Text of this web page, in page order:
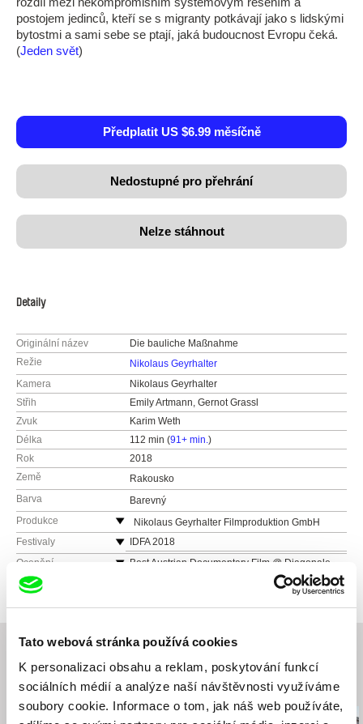
Tato webová stránka používá cookies
K personalizaci obsahu a reklam, poskytování funkcí
sociálních médií a analýze naší návštěvnosti využíváme
soubory cookie. Informace o tom, jak náš web používáte,
postojem jedinců, kteří se s migranty potkávají jako s lidskými
bytostmi a sami sebe se ptají, jaká budoucnost Evropu čeká.
(Jeden svět)
Předplatit US $6.99 měsíčně
Nedostupné pro přehrání
Nelze stáhnout
Detaily
Originální název
Die bauliche Maßnahme
Režie
Nikolaus Geyrhalter
Kamera
Nikolaus Geyrhalter
Střih
Emily Artmann, Gernot Grassl
Zvuk
Karim Weth
Délka
112 min (91+ min.)
Rok
2018
Země
Rakousko
Barva
Barevný
Produkce
Nikolaus Geyrhalter Filmproduktion GmbH
Hildebrandgasse 26
A-1180 Vienna
fax: +43 1 40 30 162
Festivaly
IDFA 2018
Diagonale 2018
Ocenění
Best Austrian Documentary Film @ Diagonale
VIKTOR DOK.deutsch Award @ DOK.fest
München 2019
Související filmy (20)